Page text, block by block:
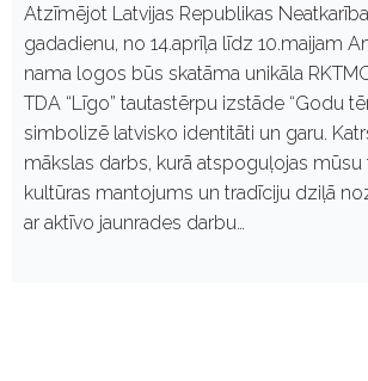
2
Atzīmējot Latvijas Republikas
gadadienu, no 14.aprīļa līdz 10.maijam
nama logos būs skatāma unikāla
TDA “Līgo” tautastērpu izstāde “Godu
simbolizē latvisko identitāti un garu.
mākslas darbs, kurā atspoguļojas mūsu
kultūras mantojums un tradīciju dziļā
ar aktīvo jaunrades darbu…